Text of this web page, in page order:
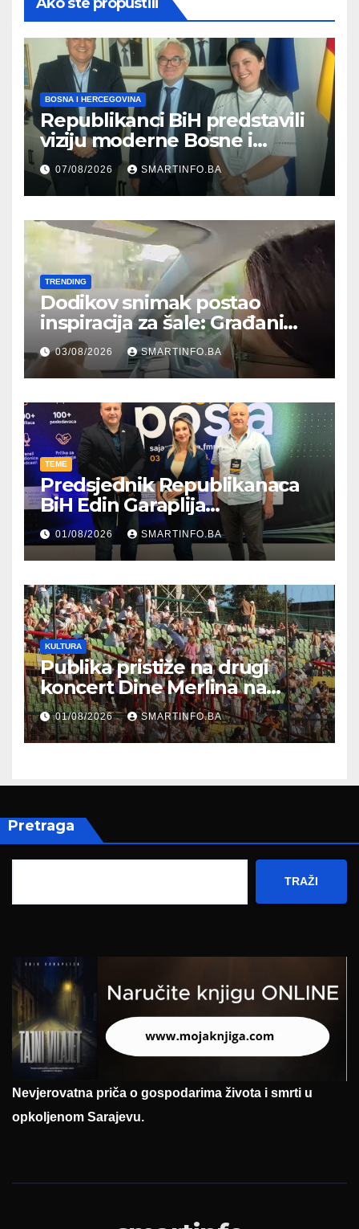
BOSNA I HERCEGOVINA
Republikanci BiH predstavili
viziju moderne Bosne i
Hercegovine ambasadoru
Njemačke
07/08/2026 SMARTINFO.BA
TRENDING
Dodikov snimak postao
inspiracija za šale: Građani
kroz parodiju poslali poruku
03/08/2026 SMARTINFO.BA
TEME
Predsjednik Republikanaca
BiH Edin Garaplija
prisustvovao prezentaciji
Federalnog sajma
zapošljavanja
01/08/2026 SMARTINFO.BA
KULTURA
Publika pristiže na drugi
koncert Dine Merlina na
Koševu
01/08/2026 SMARTINFO.BA
Pretraga
TRAŽI
Nevjerovatna priča o gospodarima života i smrti u
opkoljenom Sarajevu.